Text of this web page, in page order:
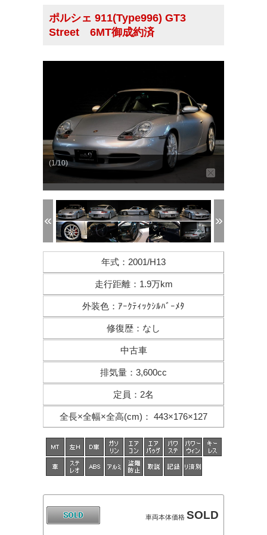
ポルシェ 911(Type996) GT3
Street 6MT御成約済
(1/10)
年式 ： 2001/H13
走行距離： 1.9万km
外装色 ： ｱｰｸﾃｨｯｸｼﾙﾊﾞｰﾒﾀ
修復歴 ： なし
中古車
排気量 ： 3,600cc
定員 ： 2名
全長×全幅×全高(cm) ： 443×176×127
車両本体価格 SOLD